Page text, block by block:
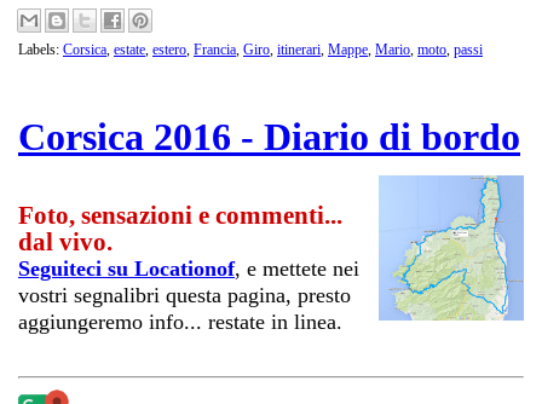
Labels: Corsica estate estero Francia Giro itinerari Mappe Mario moto passi
Corsica 2016 - Diario di bordo
Foto, sensazioni e commenti...
dal vivo.
Seguiteci su Locationof, e mettete nei
vostri segnalibri questa pagina, presto
aggiungeremo info... restate in linea.